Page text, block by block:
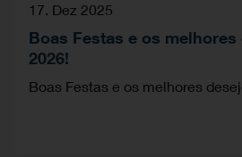
17. Dez 2025
Boas Festas e os melhores
2026!
Boas Festas e os melhores